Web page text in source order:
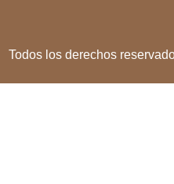
Todos los derechos